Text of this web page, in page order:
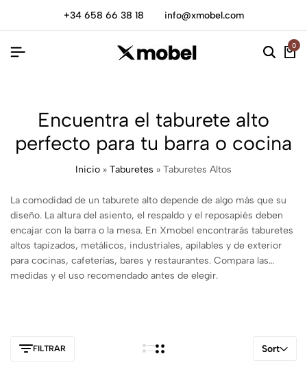
+34 658 66 38 18 info@xmobel.com
0
Encuentra el taburete alto
perfecto para tu barra o cocina
Inicio » Taburetes » Taburetes Altos
La comodidad de un taburete alto depende de algo más que su
diseño. La altura del asiento, el respaldo y el reposapiés deben
encajar con la barra o la mesa. En Xmobel encontrarás taburetes
altos tapizados, metálicos, industriales, apilables y de exterior
para cocinas, cafeterías, bares y restaurantes. Compara las
medidas y el uso recomendado antes de elegir.
FILTRAR Sort